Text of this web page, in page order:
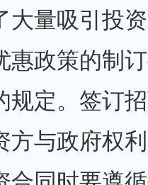
大量吸引投
惠政策的制
规定。签订
方与政府权